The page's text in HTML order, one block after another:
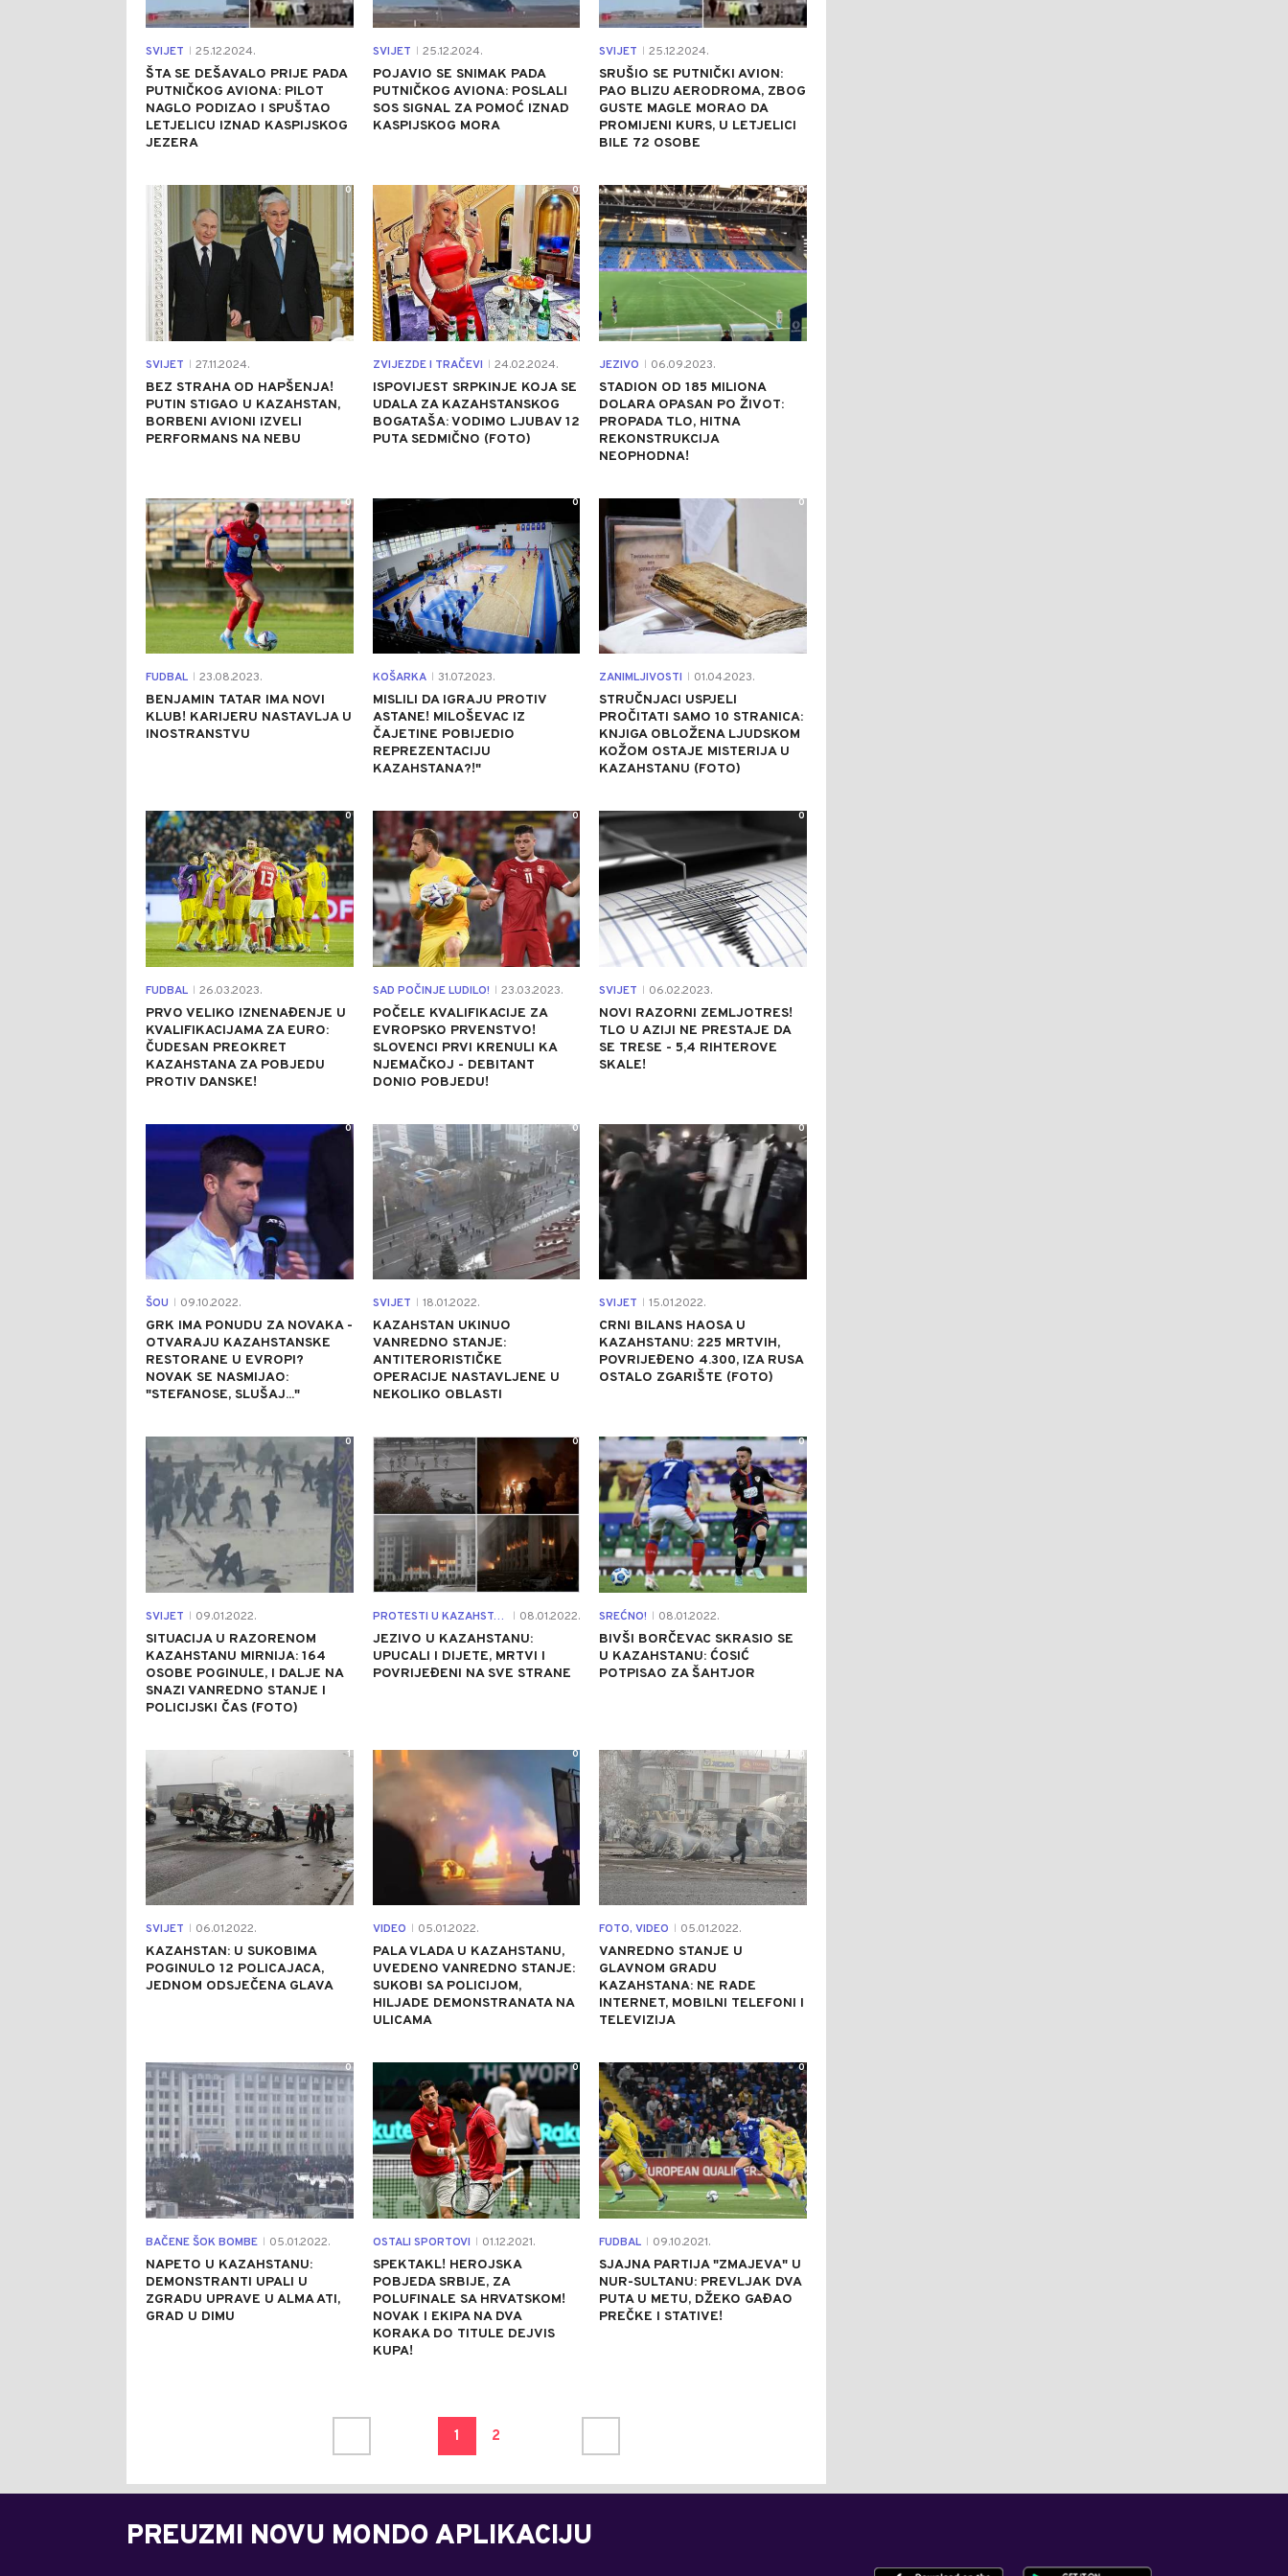
SVIJET 25.12.2024.
ŠTA SE DEŠAVALO PRIJE PADA
PUTNIČKOG AVIONA: PILOT
NAGLO PODIZAO I SPUŠTAO
LETJELICU IZNAD KASPIJSKOG
JEZERA
SVIJET 25.12.2024.
POJAVIO SE SNIMAK PADA
PUTNIČKOG AVIONA: POSLALI
SOS SIGNAL ZA POMOĆ IZNAD
KASPIJSKOG MORA
SVIJET 25.12.2024.
SRUŠIO SE PUTNIČKI AVION:
PAO BLIZU AERODROMA, ZBOG
GUSTE MAGLE MORAO DA
PROMIJENI KURS, U LETJELICI
BILE 72 OSOBE
SVIJET 27.11.2024.
BEZ STRAHA OD HAPŠENJA!
PUTIN STIGAO U KAZAHSTAN,
BORBENI AVIONI IZVELI
PERFORMANS NA NEBU
0
ZVIJEZDE I TRAČEVI 24.02.2024.
ISPOVIJEST SRPKINJE KOJA SE
UDALA ZA KAZAHSTANSKOG
BOGATAŠA: VODIMO LJUBAV 12
PUTA SEDMIČNO (FOTO)
0
JEZIVO 06.09.2023.
STADION OD 185 MILIONA
DOLARA OPASAN PO ŽIVOT:
PROPADA TLO, HITNA
REKONSTRUKCIJA
NEOPHODNA!
0
FUDBAL 23.08.2023.
BENJAMIN TATAR IMA NOVI
KLUB! KARIJERU NASTAVLJA U
INOSTRANSTVU
0
KOŠARKA 31.07.2023.
MISLILI DA IGRAJU PROTIV
ASTANE! MILOŠEVAC IZ
ČAJETINE POBIJEDIO
REPREZENTACIJU
KAZAHSTANA?!"
0
ZANIMLJIVOSTI 01.04.2023.
STRUČNJACI USPJELI
PROČITATI SAMO 10 STRANICA:
KNJIGA OBLOŽENA LJUDSKOM
KOŽOM OSTAJE MISTERIJA U
KAZAHSTANU (FOTO)
0
FUDBAL 26.03.2023.
PRVO VELIKO IZNENAĐENJE U
KVALIFIKACIJAMA ZA EURO:
ČUDESAN PREOKRET
KAZAHSTANA ZA POBJEDU
PROTIV DANSKE!
0
SAD POČINJE LUDILO! 23.03.2023.
POČELE KVALIFIKACIJE ZA
EVROPSKO PRVENSTVO!
SLOVENCI PRVI KRENULI KA
NJEMAČKOJ - DEBITANT
DONIO POBJEDU!
0
SVIJET 06.02.2023.
NOVI RAZORNI ZEMLJOTRES!
TLO U AZIJI NE PRESTAJE DA
SE TRESE - 5,4 RIHTEROVE
SKALE!
0
ŠOU 09.10.2022.
GRK IMA PONUDU ZA NOVAKA -
OTVARAJU KAZAHSTANSKE
RESTORANE U EVROPI?
NOVAK SE NASMIJAO:
"STEFANOSE, SLUŠAJ..."
0
SVIJET 18.01.2022.
KAZAHSTAN UKINUO
VANREDNO STANJE:
ANTITERORISTIČKE
OPERACIJE NASTAVLJENE U
NEKOLIKO OBLASTI
0
SVIJET 15.01.2022.
CRNI BILANS HAOSA U
KAZAHSTANU: 225 MRTVIH,
POVRIJEĐENO 4.300, IZA RUSA
OSTALO ZGARIŠTE (FOTO)
0
SVIJET 09.01.2022.
SITUACIJA U RAZORENOM
KAZAHSTANU MIRNIJA: 164
OSOBE POGINULE, I DALJE NA
SNAZI VANREDNO STANJE I
POLICIJSKI ČAS (FOTO)
0
PROTESTI U KAZAHSTANU 08.01.2022.
JEZIVO U KAZAHSTANU:
UPUCALI I DIJETE, MRTVI I
POVRIJEĐENI NA SVE STRANE
0
SREĆNO! 08.01.2022.
BIVŠI BORČEVAC SKRASIO SE
U KAZAHSTANU: ĆOSIĆ
POTPISAO ZA ŠAHTJOR
0
SVIJET 06.01.2022.
KAZAHSTAN: U SUKOBIMA
POGINULO 12 POLICAJACA,
JEDNOM ODSJEČENA GLAVA
1
VIDEO 05.01.2022.
PALA VLADA U KAZAHSTANU,
UVEDENO VANREDNO STANJE:
SUKOBI SA POLICIJOM,
HILJADE DEMONSTRANATA NA
ULICAMA
0
FOTO, VIDEO 05.01.2022.
VANREDNO STANJE U
GLAVNOM GRADU
KAZAHSTANA: NE RADE
INTERNET, MOBILNI TELEFONI I
TELEVIZIJA
0
BAČENE ŠOK BOMBE 05.01.2022.
NAPETO U KAZAHSTANU:
DEMONSTRANTI UPALI U
ZGRADU UPRAVE U ALMA ATI,
GRAD U DIMU
0
OSTALI SPORTOVI 01.12.2021.
SPEKTAKL! HEROJSKA
POBJEDA SRBIJE, ZA
POLUFINALE SA HRVATSKOM!
NOVAK I EKIPA NA DVA
KORAKA DO TITULE DEJVIS
KUPA!
0
FUDBAL 09.10.2021.
SJAJNA PARTIJA "ZMAJEVA" U
NUR-SULTANU: PREVLJAK DVA
PUTA U METU, DŽEKO GAĐAO
PREČKE I STATIVE!
0
1 2
PREUZMI NOVU MONDO APLIKACIJU